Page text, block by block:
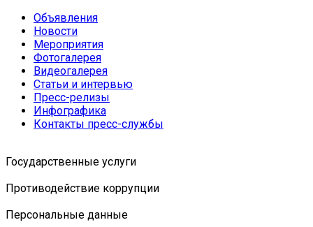
Объявления
Новости
Мероприятия
Фотогалерея
Видеогалерея
Статьи и интервью
Пресс-релизы
Инфографика
Контакты пресс-службы
Государственные услуги
Противодействие коррупции
Персональные данные